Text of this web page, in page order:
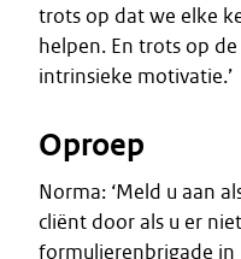
trots op dat we elke
helpen. En trots op
intrinsieke motivatie.’
Oproep
Norma: ‘Meld u aan
cliënt door als u er
formulierenbrigade in